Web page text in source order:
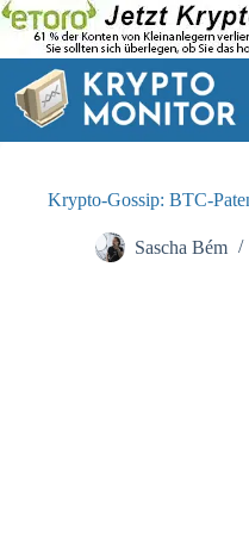
Zum
Inhalt
springen
Krypto-Gossip: BTC-
Sascha Bém